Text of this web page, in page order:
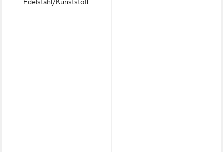
Edelstahl/Kunststoff